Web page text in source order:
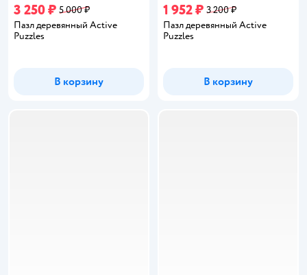
3 250 ₽ 5 000 ₽
Пазл деревянный Active
Puzzles
В корзину
1 952 ₽ 3 200 ₽
Пазл деревянный Active
Puzzles
В корзину